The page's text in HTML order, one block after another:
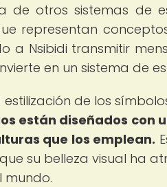
de otros sistemas de
representan
a Nsibidi transmitir
en un sistema de
de los
están diseñados
que los emplean.
su belleza visual ha
mundo.